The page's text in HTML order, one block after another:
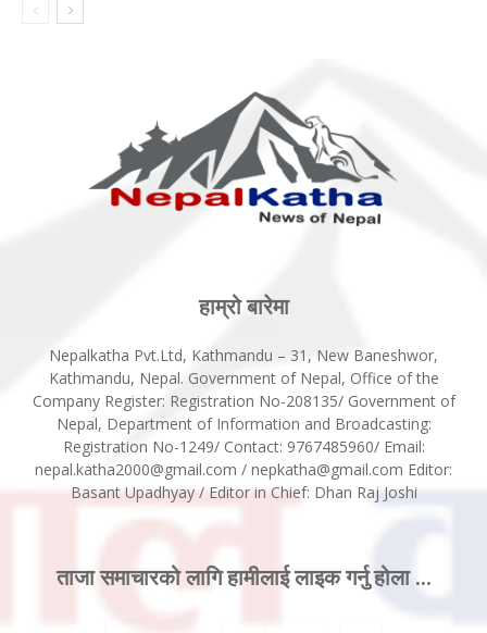
हाम्रो बारेमा
Nepalkatha Pvt.Ltd, Kathmandu – 31, New Baneshwor,
Kathmandu, Nepal. Government of Nepal, Office of the
Company Register: Registration No-208135/ Government of
Nepal, Department of Information and Broadcasting:
Registration No-1249/ Contact: 9767485960/ Email:
nepal.katha2000@gmail.com / nepkatha@gmail.com Editor:
Basant Upadhyay / Editor in Chief: Dhan Raj Joshi
ताजा समाचारको लागि हामीलाई लाइक गर्नु होला ...